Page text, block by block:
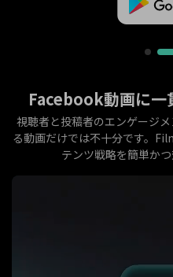
Facebook動画に一
視聴者と投稿者のエンゲージ
る動画だけでは不十分です。
テンツ戦略を簡単か